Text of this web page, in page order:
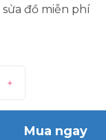
đồ miễn phí
+
Mua ngay